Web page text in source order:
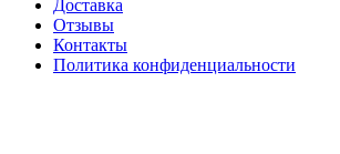
Доставка
Отзывы
Контакты
Политика конфиденциальности